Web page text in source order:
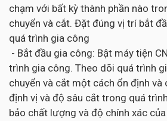
chạm với bất kỳ thành phần nào
chuyển và cắt. Đặt đúng vị trí bắt
quá trình gia công
- Bắt đầu gia công: Bật máy tiện
trình gia công. Theo dõi quá trình
chuyển và cắt một cách ổn định và
định vị và độ sâu cắt trong quá
bảo chất lượng và độ chính xác